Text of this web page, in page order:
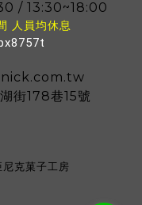
/ 13:30~18:00
人員均休息
街178巷15號
克菓子工房